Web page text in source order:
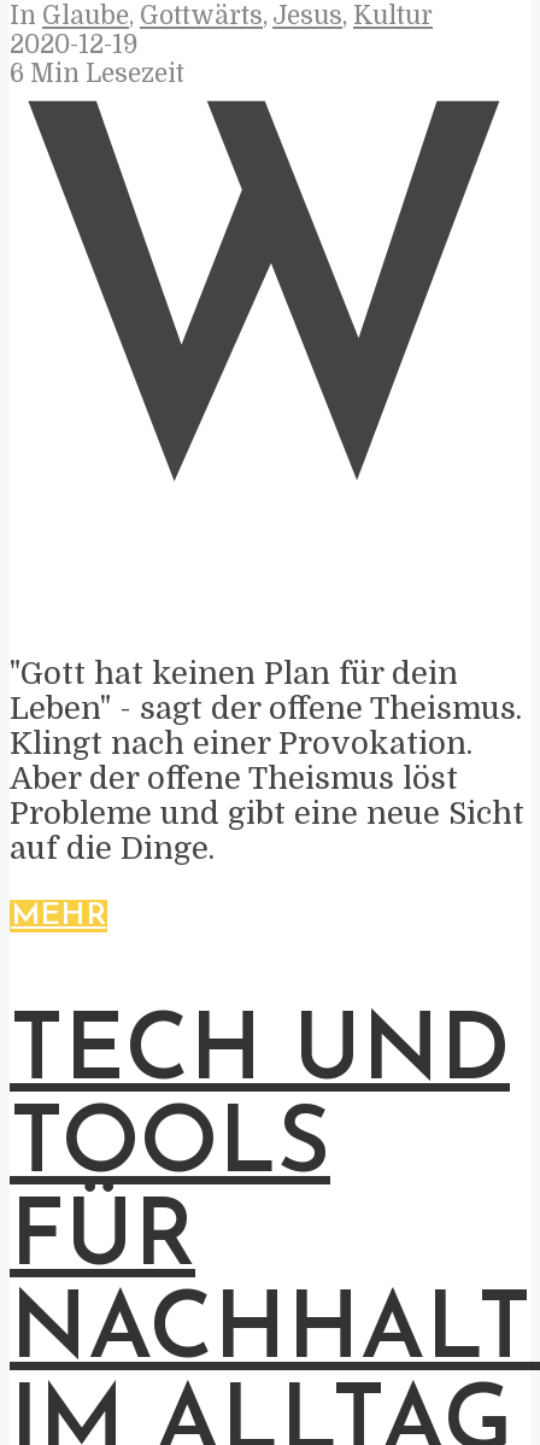
In Glaube, Gottwärts, Jesus, Kultur
2020-12-19
6 Min Lesezeit
W
"Gott hat keinen Plan für dein
Leben" - sagt der offene Theismus.
Klingt nach einer Provokation.
Aber der offene Theismus löst
Probleme und gibt eine neue Sicht
auf die Dinge.
MEHR
TECH UND
TOOLS
FÜR